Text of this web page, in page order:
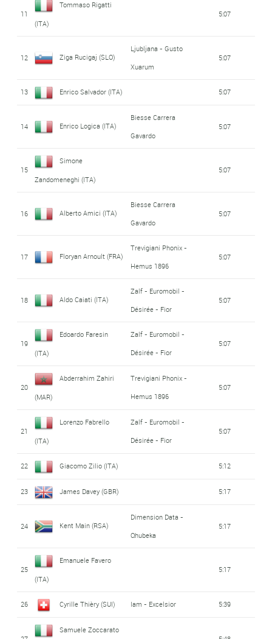
11
Tommaso Rigatti
(ITA)
5:07
12 Ziga Rucigaj (SLO)
Ljubljana - Gusto
Xuarum
5:07
13 Enrico Salvador (ITA) 5:07
14 Enrico Logica (ITA)
Biesse Carrera
Gavardo
5:07
15
Simone
Zandomeneghi (ITA)
5:07
16 Alberto Amici (ITA)
Biesse Carrera
Gavardo
5:07
17 Floryan Arnoult (FRA)
Trevigiani Phonix -
Hemus 1896
5:07
18 Aldo Caiati (ITA)
Zalf - Euromobil -
Désirée - Fior
5:07
19
Edoardo Faresin
(ITA)
Zalf - Euromobil -
Désirée - Fior
5:07
20
Abderrahim Zahiri
(MAR)
Trevigiani Phonix -
Hemus 1896
5:07
21
Lorenzo Fabrello
(ITA)
Zalf - Euromobil -
Désirée - Fior
5:07
22 Giacomo Zilio (ITA) 5:12
23 James Davey (GBR) 5:17
24 Kent Main (RSA)
Dimension Data -
Qhubeka
5:17
25
Emanuele Favero
(ITA)
5:17
26 Cyrille Thièry (SUI) Iam - Excelsior 5:39
Samuele Zoccarato